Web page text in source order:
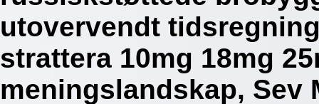
utovervendt
strattera 10mg 18mg
meningslandskap, Sev